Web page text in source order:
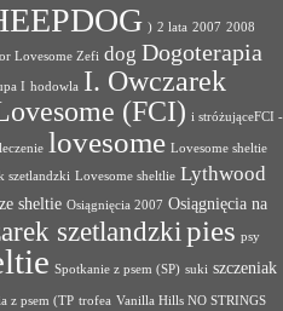
) 2 lata 2007 2008
Lovesome Zefi dog Dogoterapia
I hodowla I. Owczarek
(FCI) i stróżująceFCI -
leczenie lovesome Lovesome sheltie
szetlandzki Lovesome sheltlie Lythwood
sheltie Osiągnięcia 2007 Osiągnięcia na
szetlandzkipies psy
Spotkanie z psem (SP) suki szczeniak
z psem (TP trofea Vanilla Hills NO STRINGS